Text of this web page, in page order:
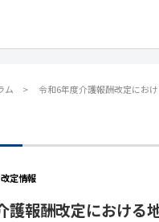
ム 令和6年度介護報酬改定にお
定情報
護報酬改定における